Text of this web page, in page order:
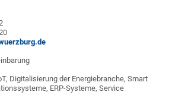
Digitalisierung der Energiebranche, Smart
ERP-Systeme, Service